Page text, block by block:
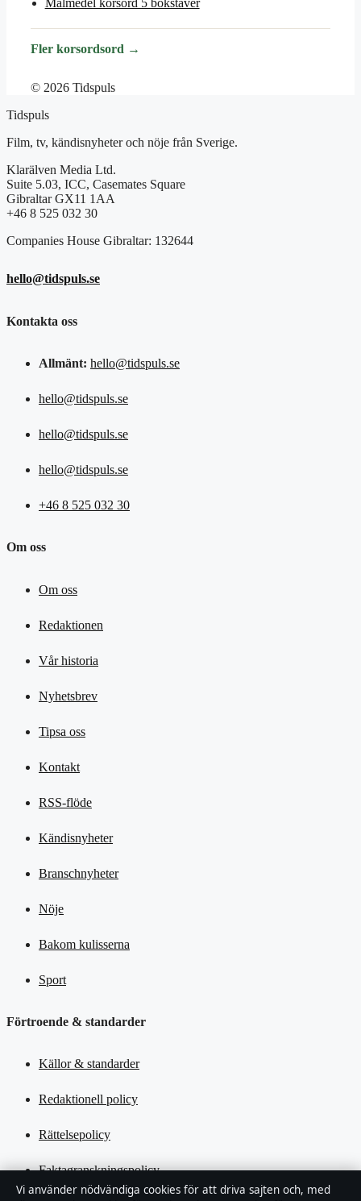
Malmedel korsord 5 bokstäver
Fler korsordsord →
© 2026 Tidspuls
Tidspuls
Film, tv, kändisnyheter och nöje från Sverige.
Klarälven Media Ltd.
Suite 5.03, ICC, Casemates Square
Gibraltar GX11 1AA
+46 8 525 032 30
Companies House Gibraltar: 132644
hello@tidspuls.se
Kontakta oss
Allmänt: hello@tidspuls.se
hello@tidspuls.se
hello@tidspuls.se
hello@tidspuls.se
+46 8 525 032 30
Om oss
Om oss
Redaktionen
Vår historia
Nyhetsbrev
Tipsa oss
Kontakt
RSS-flöde
Kändisnyheter
Branschnyheter
Nöje
Bakom kulisserna
Sport
Förtroende & standarder
Källor & standarder
Redaktionell policy
Rättelsepolicy
Faktagranskningspolicy
Vi använder nödvändiga cookies för att driva sajten och, med